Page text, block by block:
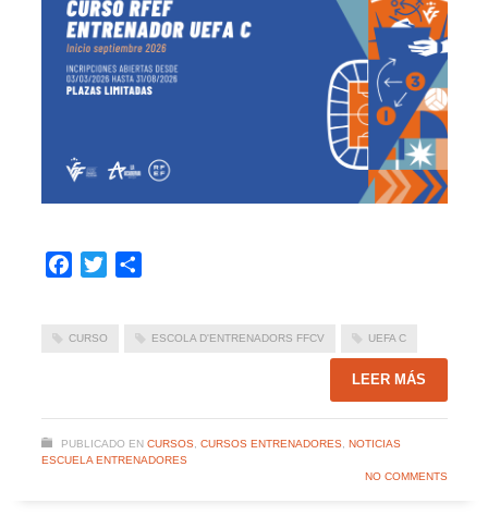
Facebook
Twitter
CURSO ESCOLA D'ENTRENADORS FFCV UEFA C
LEER MÁS
PUBLICADO EN CURSOS, CURSOS ENTRENADORES, NOTICIAS
ESCUELA ENTRENADORES
NO COMMENTS